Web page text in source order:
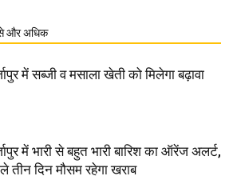
और अधिक
में सब्जी व मसाला खेती को मिलेगा बढ़ावा
में भारी से बहुत भारी बारिश का ऑरेंज अलर्ट,
तीन दिन मौसम रहेगा खराब